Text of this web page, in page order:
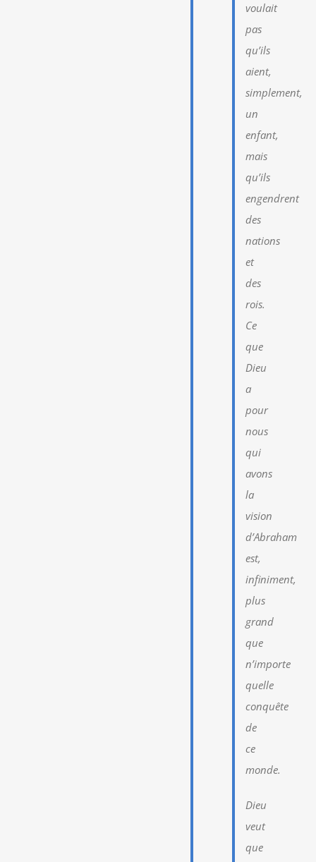
voulait
pas
qu’ils
aient,
simplement,
un
enfant,
mais
qu’ils
engendrent
des
nations
et
des
rois.
Ce
que
Dieu
a
pour
nous
qui
avons
la
vision
d’Abraham
est,
infiniment,
plus
grand
que
n’importe
quelle
conquête
de
ce
monde.
Dieu
veut
que